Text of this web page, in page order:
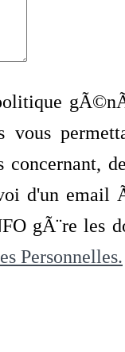
vous
d'un
gÃ¨re les
Personnelles.